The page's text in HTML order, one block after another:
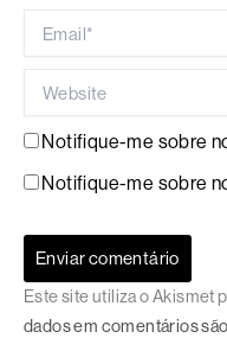
Notifique-me sobre
Notifique-me sobre
Este site utiliza o Akismet
dados em comentários